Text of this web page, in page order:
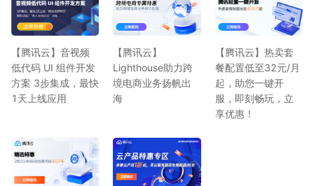
【腾讯云】音视频
低代码 UI 组件开发
方案 3步集成，最快
1天上线应用
【腾讯云】
Lighthouse助力跨
境电商业务扬帆出
海
【腾讯云】热卖套
餐配置低至32元/月
起，助您一键开
服，即刻畅玩，立
享优惠！